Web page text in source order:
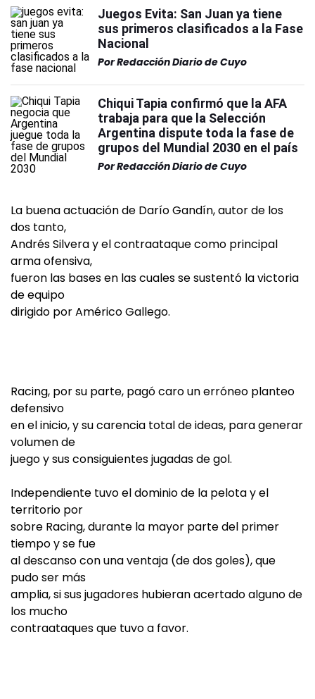
Juegos Evita: San Juan ya tiene
sus primeros clasificados a la Fase
Nacional
PorRedacción Diario de Cuyo
Chiqui Tapia confirmó que la AFA
trabaja para que la Selección
Argentina dispute toda la fase de
grupos del Mundial 2030 en el país
PorRedacción Diario de Cuyo
La buena actuación de Darío Gandín, autor de los
dos tanto,
Andrés Silvera y el contraataque como principal
arma ofensiva,
fueron las bases en las cuales se sustentó la victoria
de equipo
dirigido por Américo Gallego.
Racing, por su parte, pagó caro un erróneo planteo
defensivo
en el inicio, y su carencia total de ideas, para generar
volumen de
juego y sus consiguientes jugadas de gol.
Independiente tuvo el dominio de la pelota y el
territorio por
sobre Racing, durante la mayor parte del primer
tiempo y se fue
al descanso con una ventaja (de dos goles), que
pudo ser más
amplia, si sus jugadores hubieran acertado alguno de
los mucho
contraataques que tuvo a favor.